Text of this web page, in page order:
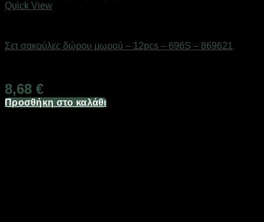
Quick View
Σετ σακούλες δώρου μωρού – 12pcs – 696S – 869621
8,68 €
Προσθήκη στο καλάθι